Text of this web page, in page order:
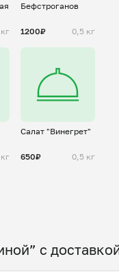
Бефстроганов
1200₽ 0,5 кг
Салат "Винегрет"
650₽ 0,5 кг
с